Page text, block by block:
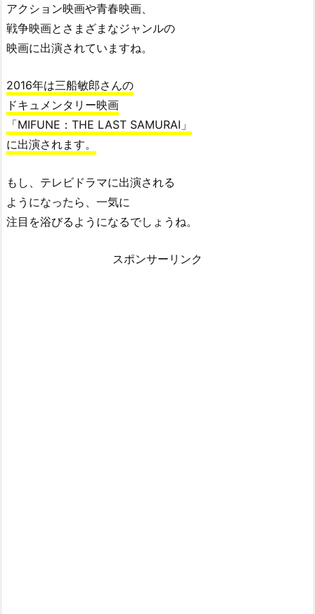
アクション映画や青春映画、
戦争映画とさまざまなジャンルの
映画に出演されていますね。
2016年は三船敏郎さんの
ドキュメンタリー映画
「MIFUNE：THE LAST SAMURAI」
に出演されます。
もし、テレビドラマに出演される
ようになったら、一気に
注目を浴びるようになるでしょうね。
スポンサーリンク